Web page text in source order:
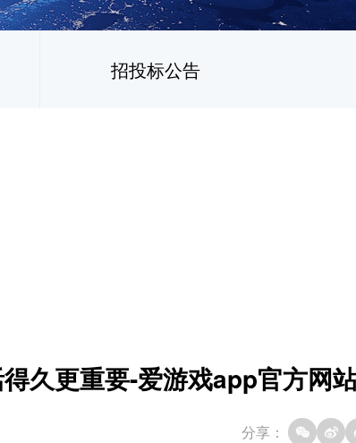
招投标公告
久更重要-爱游戏app官方网
分享：